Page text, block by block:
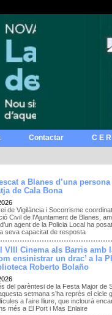
Contactar C E
a Blanes d’una persona
de Cala Bona
de Vigilància i Socorrisme
Civil de l’Ajuntament de Blanes,
agent de la Policia Local ha
seva capacitat de resposta
VIII Cinema als Barris amb
ensinistrar un drac’ a la
Roberto Bolaño
del parèntesi de la Festa Major de
setmana s’ha reprès el cicle
a l’aire lliure, que inclourà
més a El Port i Mas Enlaire